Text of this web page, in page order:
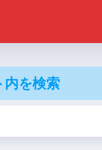
内を検索